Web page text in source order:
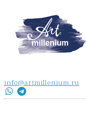
info@artmillenium.ru